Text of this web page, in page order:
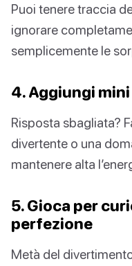
Puoi tenere traccia
ignorare
semplicemente le
4. Aggiungi
Risposta sbagliata?
divertente o una
mantenere alta
5. Gioca per
perfezione
Metà del